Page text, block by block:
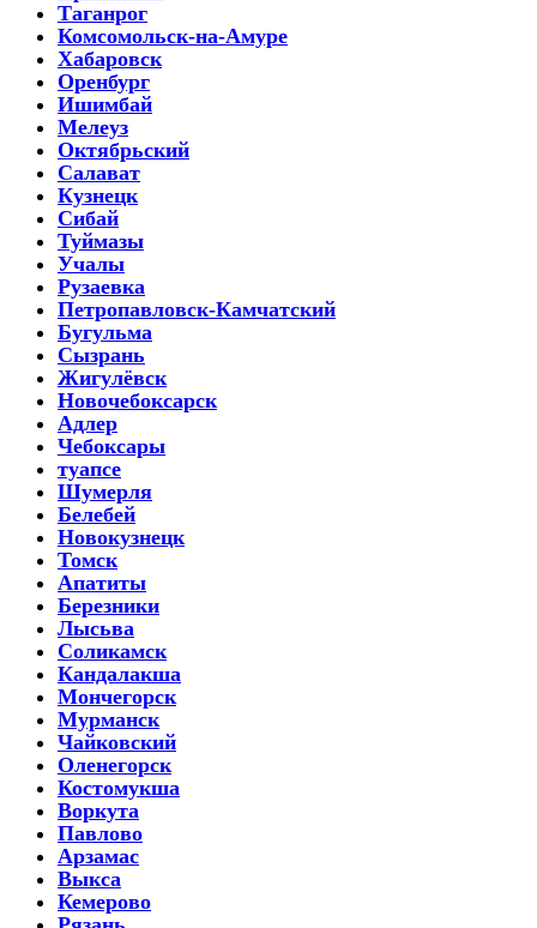
Таганрог
Комсомольск-на-Амуре
Хабаровск
Оренбург
Ишимбай
Мелеуз
Октябрьский
Салават
Кузнецк
Сибай
Туймазы
Учалы
Рузаевка
Петропавловск-Камчатский
Бугульма
Сызрань
Жигулёвск
Новочебоксарск
Адлер
Чебоксары
туапсе
Шумерля
Белебей
Новокузнецк
Томск
Апатиты
Березники
Лысьва
Соликамск
Кандалакша
Мончегорск
Мурманск
Чайковский
Оленегорск
Костомукша
Воркута
Павлово
Арзамас
Выкса
Кемерово